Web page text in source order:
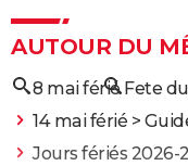
AUTOUR DU
8 mai férié Fete
14 mai férié >
Jours fériés